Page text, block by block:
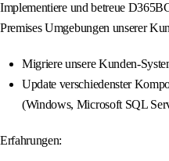
Implementiere und betreue
Premises Umgebungen unserer
Migriere unsere Kunden-
Update verschiedenster
(Windows, Microsoft SQL
Erfahrungen: